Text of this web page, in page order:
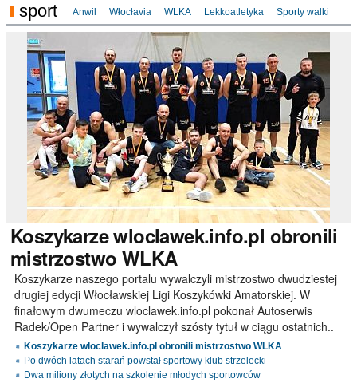
sport Anwil Włocłavia WLKA Lekkoatletyka Sporty walki
Koszykarzewloclawek.info.pl obronili
mistrzostwo WLKA
Koszykarze naszego portalu wywalczyli mistrzostwo dwudziestej
drugiej edycji Włocławskiej Ligi Koszykówki Amatorskiej. W
finałowym dwumeczu wloclawek.info.pl pokonał Autoserwis
Radek/Open Partner i wywalczył szósty tytuł w ciągu ostatnich..
Koszykarze wloclawek.info.pl obronili mistrzostwo WLKA
Po dwóch latach starań powstał sportowy klub strzelecki
Dwa miliony złotych na szkolenie młodych sportowców